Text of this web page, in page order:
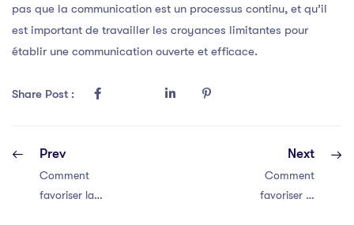
pas que la communication est un processus continu, et qu’il
est important de travailler les croyances limitantes pour
établir une communication ouverte et efficace.
Share Post :
Prev
Comment
favoriser la
Next
Comment
favoriser la